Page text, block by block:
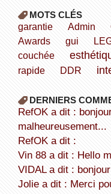
MOTS CLÉS
garantie Admin
Awards
gui
couchée
rapide DDR
DERNIERS
refOK a dit : bonjour, je ne peux
malheureusement...
refOK a dit :
Vin 88 a dit : Hello
VIDAL a dit :
Jolie a dit : Merci